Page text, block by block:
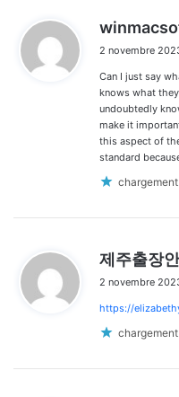
2 novembre
Can I just say
knows what
undoubtedly
make it
this aspect of
standard
제주출장
2 novembre
https://